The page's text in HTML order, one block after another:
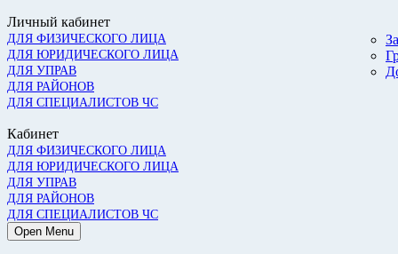
Личный кабинет
ДЛЯ ФИЗИЧЕСКОГО ЛИЦА
ДЛЯ ЮРИДИЧЕСКОГО ЛИЦА
ДЛЯ УПРАВ
ДЛЯ РАЙОНОВ
ДЛЯ СПЕЦИАЛИСТОВ ЧС
Кабинет
ДЛЯ ФИЗИЧЕСКОГО ЛИЦА
ДЛЯ ЮРИДИЧЕСКОГО ЛИЦА
ДЛЯ УПРАВ
ДЛЯ РАЙОНОВ
ДЛЯ СПЕЦИАЛИСТОВ ЧС
Open Menu